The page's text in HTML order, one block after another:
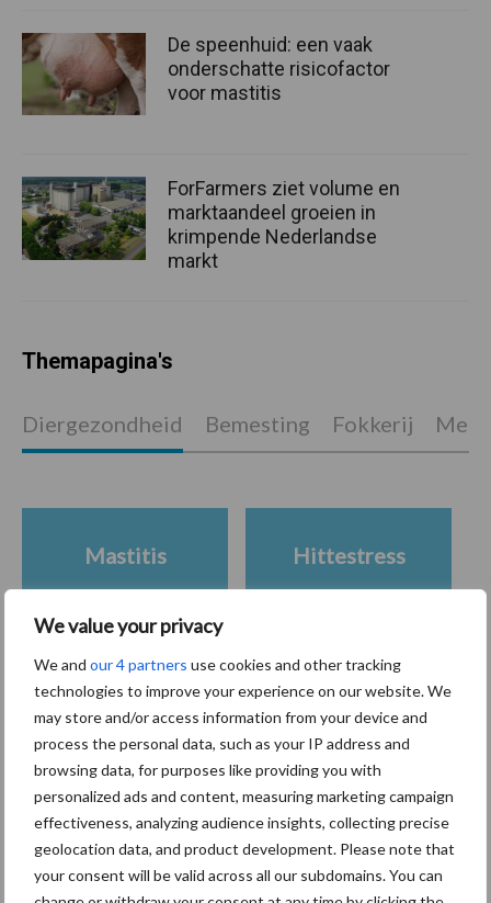
We value your privacy
We and our 4 partners use cookies and other tracking
technologies to improve your experience on our website. We
may store and/or access information from your device and
process the personal data, such as your IP address and
browsing data, for purposes like providing you with
personalized ads and content, measuring marketing campaign
effectiveness, analyzing audience insights, collecting precise
geolocation data, and product development. Please note that
your consent will be valid across all our subdomains. You can
Primaire
Sidebar
Recent nieuws Partner nieuws
7 aug
Grondstoffenmarkt blijft grillig:
droogte en geopolitiek houden
De speenhuid: een vaak
onderschatte risicofactor
voor mastitis
ForFarmers ziet volume en
marktaandeel groeien in
krimpende Nederlandse
markt
Themapagina's
Diergezondheid Bemesting Fokkerij
Mastitis Hittestress
Toon meer